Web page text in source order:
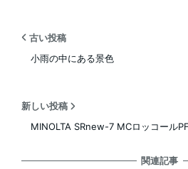
古い投稿
小雨の中にある景色
新しい投稿
MINOLTA SRnew-7 MCロッコール
関連記事